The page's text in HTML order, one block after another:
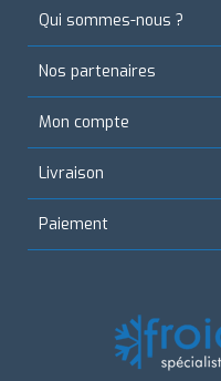
Qui sommes-nous ?
Nos partenaires
Mon compte
Livraison
Paiement